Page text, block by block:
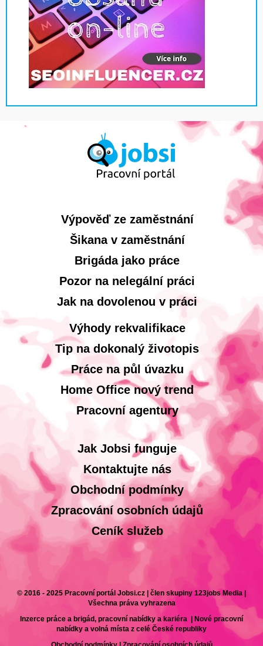
Výpověď ze zaměstnání
Šikana v zaměstnání
Brigáda jako práce
Pozor na nelegální práci
Jak na dovolenou v práci
Výhody rekvalifikace
Tip na dokonalý životopis
Práce na půl úvazku
Home Office nový trend
Pracovní agentury
Jak Jobsi funguje
Kontaktujte nás
Obchodní podmínky
Zpracování osobních údajů
Ceník služeb
© 2016 - 2025 Pracovní portál Jobsi.cz | člen skupiny 123jobs Media |
Všechna práva vyhrazena
Inzerce práce a brigád, pracovní nabídky a kariéra | Nové pracovní
nabídky a volná místa z celé České republiky